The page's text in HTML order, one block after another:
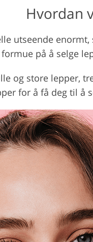
Hvordan
utseende
på å selge
og store lepper,
for å få deg til å